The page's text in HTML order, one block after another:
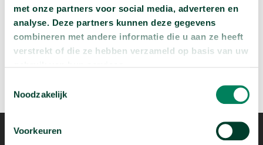
met onze partners voor social media, adverteren en
analyse. Deze partners kunnen deze gegevens
combineren met andere informatie die u aan ze heeft
verstrekt of die ze hebben verzameld op basis van uw
Noodzakelijk
Voorkeuren